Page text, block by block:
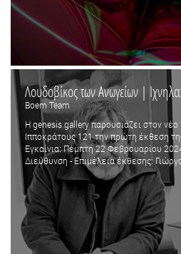
Λουδοβίκος των Ανωγείων |
Boem Team
Η genesis gallery παρουσιάζει στον
Ιπποκράτους 121 την πρώτη έκθεση
Εγκαίνια: Πέμπτη 22 Φεβρουαρίου
Διεύθυνση - Επιμέλεια έκθεσης: